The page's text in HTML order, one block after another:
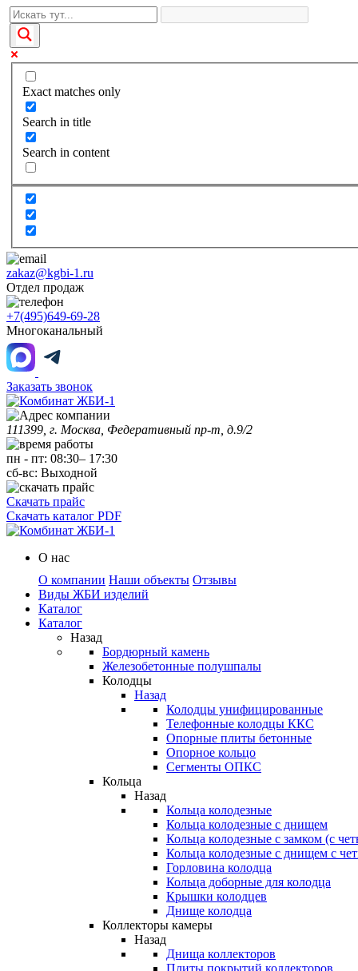
Exact matches only
Search in title
Search in content
zakaz@kgbi-1.ru
Отдел продаж
+7(495)649-69-28
Многоканальный
Заказать звонок
111399, г. Москва, Федеративный пр-т, д.9/2
пн - пт: 08:30– 17:30
сб-вс: Выходной
Скачать прайс
Скачать каталог PDF
О нас
О компании Наши объекты Отзывы
Виды ЖБИ изделий
Каталог
Каталог
Назад
Бордюрный камень
Железобетонные полушпалы
Колодцы
Назад
Колодцы унифицированные
Телефонные колодцы ККС
Опорные плиты бетонные
Опорное кольцо
Сегменты ОПКС
Кольца
Назад
Кольца колодезные
Кольца колодезные с днищем
Кольца колодезные с замком (с
Кольца колодезные с днищем с
Горловина колодца
Кольца доборные для колодца
Крышки колодцев
Днище колодца
Коллекторы камеры
Назад
Днища коллекторов